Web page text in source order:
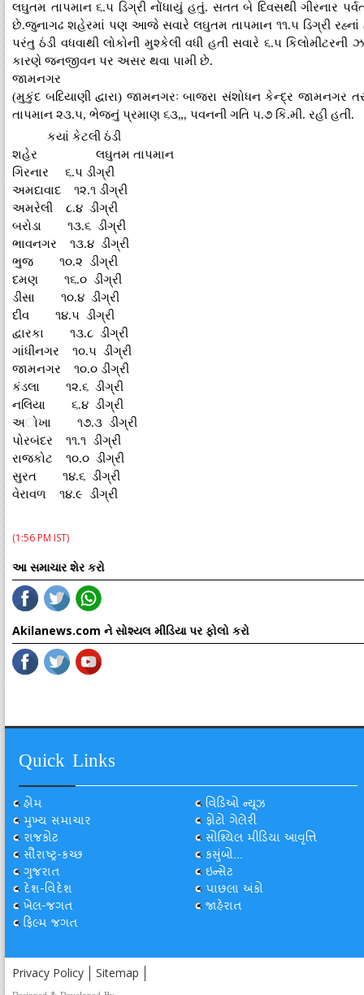
લઘુતમ તાપમાન ૬.૫ ડિગ્રી નોંધાયું હતું. સતત બે દિવસથી ગીરનાર
છે.જુનાગઢ શહેરમાં પણ આજે સવારે લઘુતમ તાપમાન ૧૧.૫ ડિગ્રી
પરંતુ ઠંડી વધવાથી લોકોની મુશ્કેલી વધી હતી સવારે ૬.૫
કારણે જનજીવન પર અસર થવા પામી છે.
જામનગર
(મુકુંદ બદિયાણી દ્વારા) જામનગરઃ બાજરા સંશોધન કેન્દ્ર
તાપમાન ૨૩.૫, ભેજનું પ્રમાણ ૬૩„, પવનની ગતિ ૫.૭ કિ.મી. રહી હતી.
કયાં કેટલી ઠંડી
શહેર લઘુતમ તાપમાન
ગિરનાર ૬.પ ડીગ્રી
અમદાવાદ ૧૨.૧ ડીગ્રી
અમરેલી ૮.૪ ડીગ્રી
બરોડા ૧૩.૬ ડીગ્રી
ભાવનગર ૧૩.૪ ડીગ્રી
ભુજ ૧૦.૨ ડીગ્રી
દમણ ૧૬.૦ ડીગ્રી
ડીસા ૧૦.૪ ડીગ્રી
દીવ ૧૪.૫ ડીગ્રી
દ્વારકા ૧૩.૮ ડીગ્રી
ગાંધીનગર ૧૦.૫ ડીગ્રી
જામનગર ૧૦.૦ ડીગ્રી
કંડલા ૧૨.૬ ડીગ્રી
નલિયા ૬.૪ ડીગ્રી
અોખા ૧૭.૩ ડીગ્રી
પોરબંદર ૧૧.૧ ડીગ્રી
રાજકોટ ૧૦.૦ ડીગ્રી
સુરત ૧૪.૬ ડીગ્રી
વેરાવળ ૧૪.૯ ડીગ્રી
(1:56 PM IST)
આ સમાચાર શેર કરો
Akilanews.com ને સોશ્યલ મીડિયા પર ફોલો કરો
Quick Links
હોમ
મુખ્ય સમાચાર
રાજકોટ
સૌરાષ્ટ્ર-કચ્છ
ગુજરાત
દેશ-વિદેશ
ખેલ-જગત
ફિલ્મ જગત
વિડિઓ ન્યૂઝ
ફોટો ગેલેરી
સોશ્યિલ મીડિયા આવૃત્તિ
કસુંબો...
ઇન્સેટ
પાછલા અંકો
જાહેરાત
Privacy Policy Sitemap